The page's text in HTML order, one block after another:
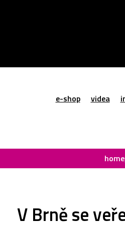
e-shop videa
V Brně se